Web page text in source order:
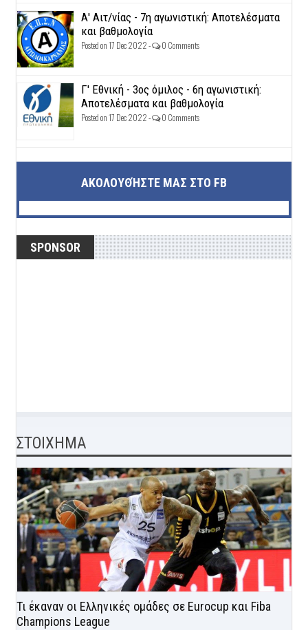
Α' Αιτ/νίας - 7η αγωνιστική: Αποτελέσματα
και βαθμολογία
Posted on 17 Dec 2022 - 0 Comments
Γ' Εθνική - 3ος όμιλος - 6η αγωνιστική:
Αποτελέσματα και βαθμολογία
Posted on 17 Dec 2022 - 0 Comments
ΑΚΟΛΟΥΘΉΣΤΕ ΜΑΣ ΣΤΟ FB
SPONSOR
ΣΤΟΙΧΗΜΑ
Τι έκαναν οι Ελληνικές ομάδες σε Eurocup και Fiba
Champions League